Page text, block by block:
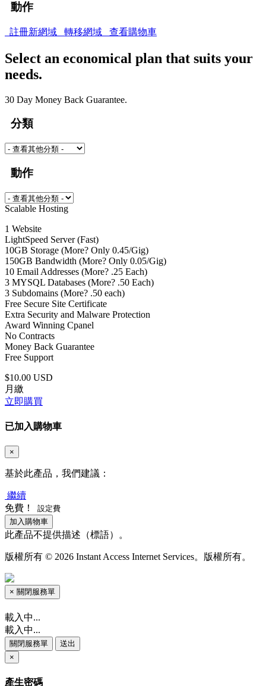
動作
註冊新網域 轉移網域 查看購物車
Select an economical plan that suits your
needs.
30 Day Money Back Guarantee.
分類
動作
Scalable Hosting
1 Website
LightSpeed Server (Fast)
10GB Storage (More? Only 0.45/Gig)
150GB Bandwidth (More? Only 0.05/Gig)
10 Email Addresses (More? .25 Each)
3 MYSQL Databases (More? .50 Each)
3 Subdomains (More? .50 each)
Free Secure Site Certificate
Extra Security and Malware Protection
Award Winning Cpanel
No Contracts
Money Back Guarantee
Free Support
$10.00 USD
月繳
立即購買
已加入購物車
×
基於此產品，我們建議：
繼續
免費！
設定費
加入購物車
此產品不提供描述（標語）。
版權所有 © 2026 Instant Access Internet Services。版權所有。
× 關閉服務單
載入中...
載入中...
關閉服務單
送出
×
產生密碼